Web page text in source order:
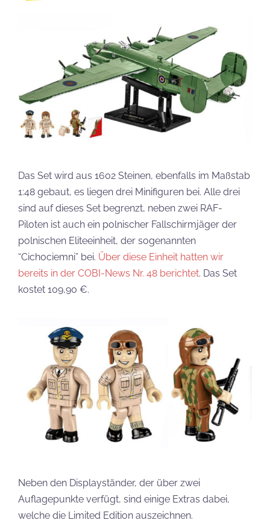
Das Set wird aus 1602 Steinen, ebenfalls im Maßstab
1:48 gebaut, es liegen drei Minifiguren bei. Alle drei
sind auf dieses Set begrenzt, neben zwei RAF-
Piloten ist auch ein polnischer Fallschirmjäger der
polnischen Eliteeinheit, der sogenannten
“Cichociemni” bei. Über diese Einheit hatten wir
bereits in der COBI-News Nr. 48 berichtet. Das Set
kostet 109,90 €.
Neben den Displayständer, der über zwei
Auflagepunkte verfügt, sind einige Extras dabei,
welche die Limited Edition auszeichnen.